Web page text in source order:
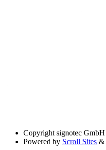
Copyright signotec GmbH
Powered by Scroll Sites &